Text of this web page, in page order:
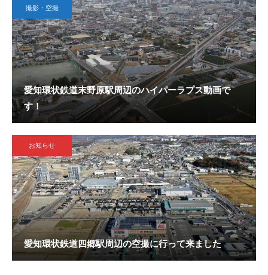
撮影・空撮
愛知環状鉄道末野原駅周辺のハイパーラプス動画で
す！
お知らせ
愛知環状鉄道四郷駅周辺の空撮に行って来ました